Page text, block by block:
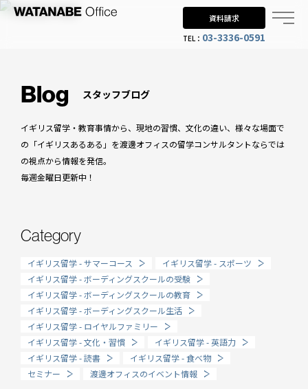
資料請求
TEL： 03-3336-0591
Why WO?
渡邊オフィスを選ぶ理由
When?
年齢で選ぶ留学
How long?
期間で選ぶ留学
Blog スタッフブログ
イギリス留学・教育事情から、現地の習慣、文化の違い、様々な場面で
の「イギリスあるある」を渡邊オフィスの留学コンサルタントならでは
の視点から情報を発信。
毎週金曜日更新中！
Category
イギリス留学 - サマーコース
イギリス留学 - スポーツ
イギリス留学 - ボーディングスクールの受験
イギリス留学 - ボーディングスクールの教育
イギリス留学 - ボーディングスクール生活
イギリス留学 - ロイヤルファミリー
イギリス留学 - 文化・習慣
イギリス留学 - 英語力
イギリス留学 - 読書
イギリス留学 - 食べ物
セミナー
渡邊オフィスのイベント情報